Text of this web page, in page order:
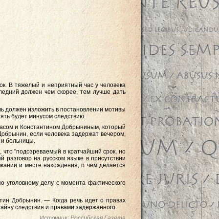
В тяжелый и неприятный час у человека
должен чем скорее, тем лучше дать
должен изложить в постановлении мотивы
будет минусом следствию.
и Константином Добрыниным, который
если человека задержат вечером,
и больницы.
что "подозреваемый в кратчайший срок, но
на русском языке в присутствии
и месте нахождения, о чем делается
уголовному делу с момента фактического
Добрынин. — Когда речь идет о правах
следствия и правами задержанного.